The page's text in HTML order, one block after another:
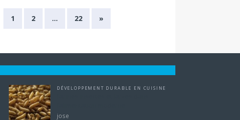
1 2 … 22 »
DÉVELOPPEMENT DURABLE EN CUISINE
jose